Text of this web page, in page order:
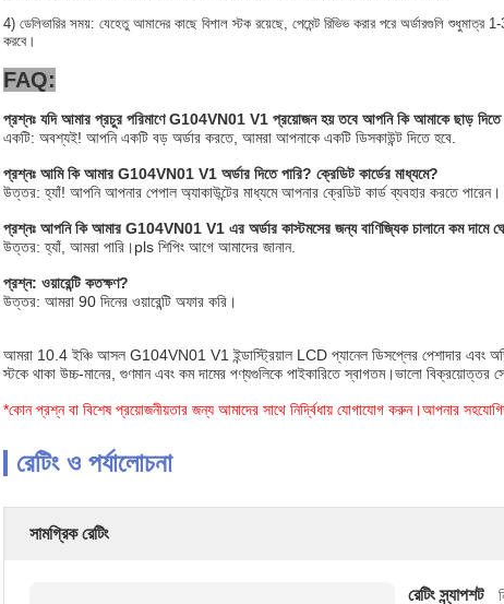
4) ডেলিভারির সময়: যেহেতু আমাদের কাছে বিশাল স্টক রয়েছে, পেমেন্ট রিভিভ করার পরে অর্ডারগুলি শুধুমাত্র
করবে।
FAQ:
প্রশ্নঃ যদি আমার প্রচুর পরিমাণে G104VN01 V1 প্রয়োজন হয় তবে আপনি কি আমাকে ছাড় দিতে
একটি: অবশ্যই! আপনি একটি বড় অর্ডার করতে, আমরা আপনাকে একটি ডিসকাউন্ট দিতে হবে.
প্রশ্নঃ আমি কি আমার G104VN01 V1 অর্ডার দিতে পারি? ক্রেডিট কার্ডের মাধ্যমে?
উত্তর: হ্যাঁ! আপনি আপনার পেপাল অ্যাকাউন্টের মাধ্যমে আপনার ক্রেডিট কার্ড ব্যবহার করতে পারেন।
প্রশ্নঃ আপনি কি আমার G104VN01 V1 এর অর্ডার কাস্টমসের জন্য বাণিজ্যিক চালানে কম দামে
উত্তর: হ্যাঁ, আমরা পারি।pls শিপিং আগে আমাদের জানান.
প্রশ্ন: ওয়ারেন্টি কতক্ষণ?
উত্তর: আমরা 90 দিনের ওয়ারেন্টি অফার করি।
আমরা 10.4 ইঞ্চি আসল G104VN01 V1 ইন্ডাস্ট্রিয়াল LCD প্যানেল ডিসপ্লের পেশাদার এবং
স্টকে থাকা উচ্চ-মানের, গুণমান এবং কম দামের পণ্যগুলিকে পাইকারিতে স্বাগতম।ভালো বিক্রয়োত্তর
*কোন প্রশ্ন বা বিশেষ প্রয়োজনীয়তার জন্য আমাদের সাথে নির্দ্বিধায় যোগাযোগ করুন।আপনার
রেটিং ও পর্যালোচনা
সামগ্রিক রেটিং
রেটিং স্ন্যাপশট